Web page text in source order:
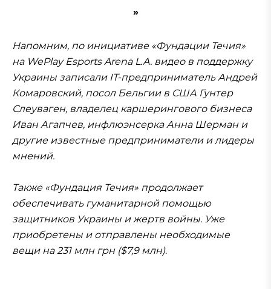
Напомним, по инициативе «Фундации Течия»
на WePlay Esports Arena L.A. видео в поддержку
Украины записали IT-предприниматель Андрей
Комаровский, посол Бельгии в США Гунтер
Слеуваген, владелец каршерингового бизнеса
Иван Агапчев, инфлюэнсерка Анна Шерман и
другие известные предприниматели и лидеры
мнений.
Также «Фундация Течия» продолжает
обеспечивать гуманитарной помощью
защитников Украины и жертв войны. Уже
приобретены и отправлены необходимые
вещи на 231 млн грн ($7,9 млн).